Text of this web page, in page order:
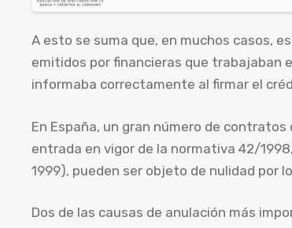
A esto se suma que, en muchos casos,
emitidos por financieras que trabajaban
informaba correctamente al firmar el
En España, un gran número de
entrada en vigor de la normativa 42/
1999), pueden ser objeto de nulidad por
Dos de las causas de anulación más